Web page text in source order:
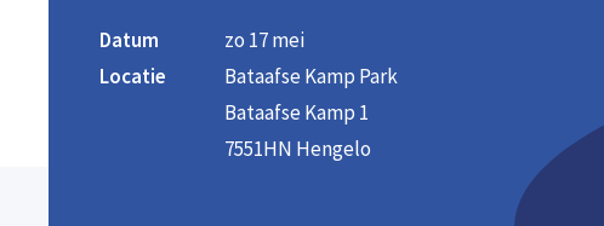
Datum
zo 17 mei
Locatie
Bataafse Kamp Park
Bataafse Kamp 1
7551HN Hengelo